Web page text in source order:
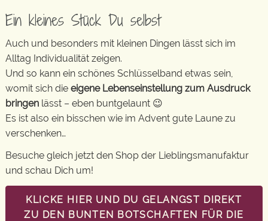
Ein kleines Stück Du selbst
Auch und besonders mit kleinen Dingen lässt sich im
Alltag Individualität zeigen.
Und so kann ein schönes Schlüsselband etwas sein,
womit sich die eigene Lebenseinstellung zum Ausdruck
bringen lässt – eben buntgelaunt 😉
Es ist also ein bisschen wie im Advent gute Laune zu
verschenken…
Besuche gleich jetzt den Shop der Lieblingsmanufaktur
und schau Dich um!
KLICKE HIER UND DU GELANGST DIREKT
ZU DEN BUNTEN BOTSCHAFTEN FÜR DIE